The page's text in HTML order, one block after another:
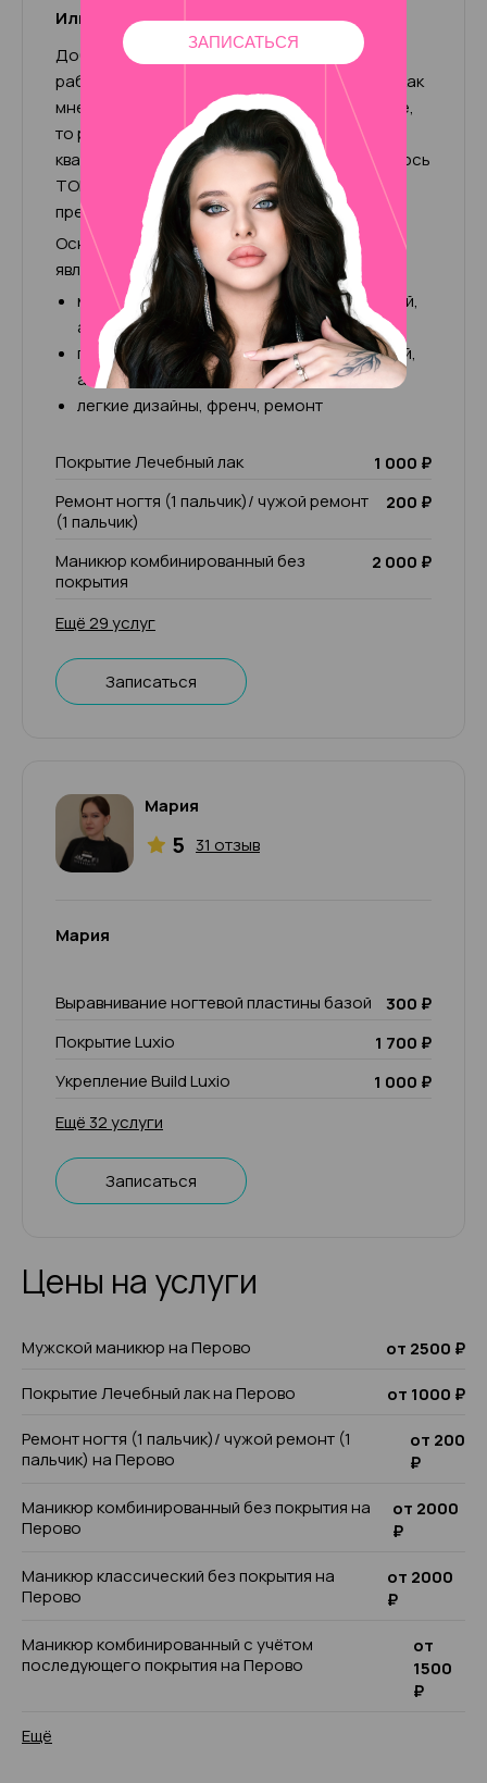
Ильмира (+500р к чеку)
Добрый день! Меня зовут Ильмира, мой опыт
работы в бьюти-сфере уже более 7 лет. Так как
мне нравится моя работа и я люблю развитие,
то регулярно прохожу повышения
квалификации. В салоне AMALFI BEAUTY являюсь
ТОП-мастером и инструктором с правом
преподавания.
Основным направлением моей работы
является:
маникюр: классический, комбинированный,
аппаратный, мужской
педикюр: классический, комбинированный,
аппаратный, кислотный, smart
легкие дизайны, френч, ремонт
Покрытие Лечебный лак
1 000 ₽
Ремонт ногтя (1 пальчик)/ чужой ремонт
(1 пальчик)
200 ₽
Маникюр комбинированный без
покрытия
2 000 ₽
Ещё 29 услуг
Записаться
Мария
5 31 отзыв
Мария
Выравнивание ногтевой пластины базой
300 ₽
Покрытие Luxio
1 700 ₽
Укрепление Build Luxio
1 000 ₽
Ещё 32 услуги
Записаться
Цены на услуги
Мужской маникюр на Перово
от 2500 ₽
Покрытие Лечебный лак на Перово
от 1000 ₽
Ремонт ногтя (1 пальчик)/ чужой ремонт (1
пальчик) на Перово
от 200
₽
Маникюр комбинированный без покрытия на
Перово
от 2000
₽
Маникюр классический без покрытия на
Перово
от 2000
₽
Маникюр комбинированный с учётом
последующего покрытия на Перово
от
1500
₽
Ещё
ЗАПИСАТЬСЯ